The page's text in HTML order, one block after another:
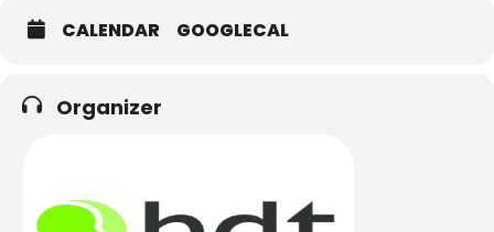
CALENDAR GOOGLECAL
Organizer